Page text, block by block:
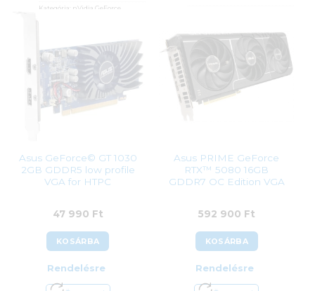
Kategória: nVidia GeForce
ÁFA:27%
Azonosító:
22 900Ft
Kategória:nVidia GeForce
Garanciaidő:
36 hónap
27%
Azonosító:
819 900
Asus GeForce© GT 1030
2GB GDDR5 low profile
VGA for HTPC
47 990 Ft
KOSÁRBA
Rendelésre
Asus PRIME GeForce
RTX™ 5080 16GB
GDDR7 OC Edition VGA
592 900 Ft
KOSÁRBA
Rendelésre